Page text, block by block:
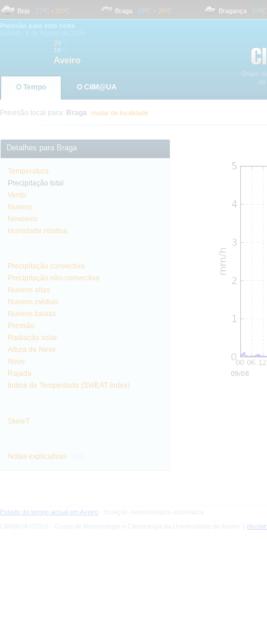
Beja 17 ºC- 31 ºC Braga 18 ºC- 26 ºC Bragança 14 ºC-
Previsão para esta noite
24
19
Aveiro
O Tempo O CliM@UA
Previsão local para: Braga mudar de localidade
Detalhes para Braga
Temperatura
Precipitação total
Vento
Nuvens
Nevoeiro
Humidade relativa
Precipitação convectiva
Precipitação não-convectiva
Nuvens altas
Nuvens médias
Nuvens baixas
Pressão
Radiação solar
Altura de Neve
Neve
Rajada
Índice de Tempestade (SWEAT Index)
SkewT
Notas explicativas
Estado do tempo actual em Aveiro - Estação meteorológica automática
CliM@UA ©2010 - Grupo de Meteorologia e Climatologia da Universidade de Aveiro |